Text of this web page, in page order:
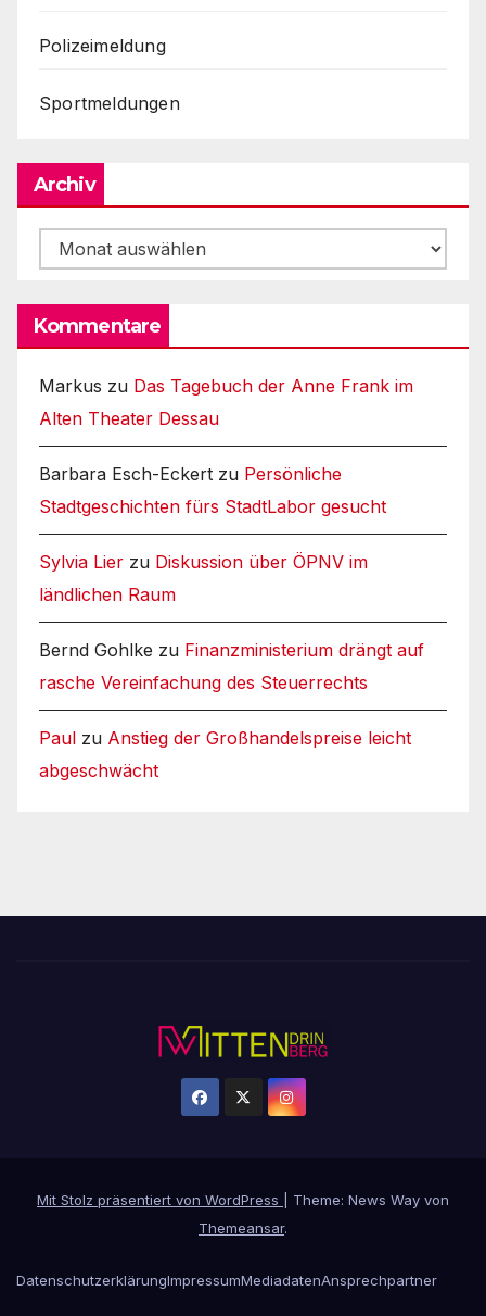
Polizeimeldung
Sportmeldungen
Archiv
Archiv
Kommentare
Markus zu Das Tagebuch der Anne Frank im
Alten Theater Dessau
Barbara Esch-Eckert zu Persönliche
Stadtgeschichten fürs StadtLabor gesucht
Sylvia Lier zu Diskussion über ÖPNV im
ländlichen Raum
Bernd Gohlke zu Finanzministerium drängt auf
rasche Vereinfachung des Steuerrechts
Paul zu Anstieg der Großhandelspreise leicht
abgeschwächt
Mit Stolz präsentiert von WordPress
Theme: News Way von
Themeansar.
DatenschutzerklärungImpressumMediadatenAnsprechpartner